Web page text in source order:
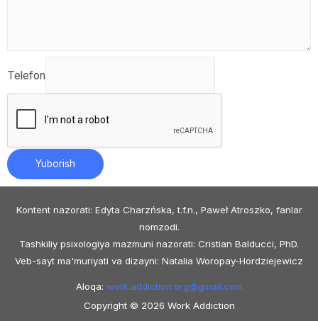
Telefon
Yuborish
Kontent nazorati: Edyta Charzńska, t.f.n., Paweł Atroszko, fanlar
nomzodi.
Tashkiliy psixologiya mazmuni nazorati: Cristian Balducci, PhD.
Veb-sayt ma'muriyati va dizayni: Natalia Woropay-Hordziejewicz
Aloqa: work.addiction.org@gmail.com
Copyright © 2026 Work Addiction